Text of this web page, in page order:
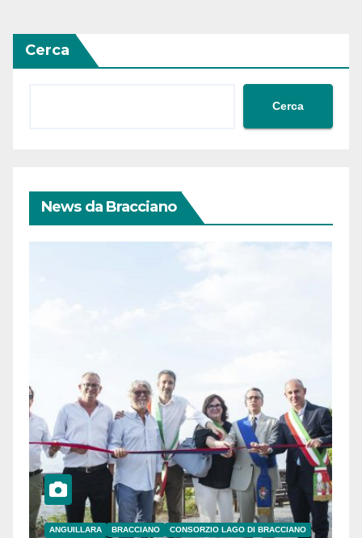
Cerca
Cerca
News da Bracciano
ANGUILLARA BRACCIANO
CONSORZIO LAGO DI BRACCIANO